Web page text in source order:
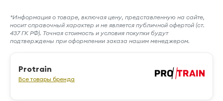
*Информация о товаре, включая цену, представленную на сайте,
носит справочный характер и не является публичной офертой (ст.
437 ГК РФ). Точная стоимость и условия покупки будут
подтверждены при оформлении заказа нашим менеджером.
Protrain
Все товары бренда